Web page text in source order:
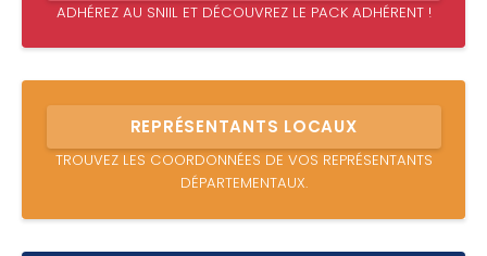
ADHÉREZ AU SNIIL ET DÉCOUVREZ LE PACK ADHÉRENT !
REPRÉSENTANTS LOCAUX
TROUVEZ LES COORDONNÉES DE VOS REPRÉSENTANTS
DÉPARTEMENTAUX.